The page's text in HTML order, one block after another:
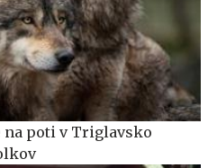
poti v Triglavsko